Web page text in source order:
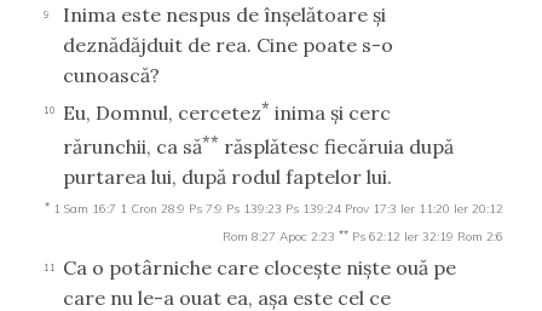
9
Inima este nespus de înşelătoare şi
deznădăjduit de rea. Cine poate s-o
cunoască?
10 Eu, Domnul, cercetez* inima şi cerc
rărunchii, ca să** răsplătesc fiecăruia după
purtarea lui, după rodul faptelor lui.
* 1 Sam 16:7 1 Cron 28:9 Ps 7:9 Ps 139:23 Ps 139:24 Prov 17:3 Ier 11:20 Ier 20:12
Rom 8:27 Apoc 2:23 ** Ps 62:12 Ier 32:19 Rom 2:6
11
Ca o potârniche care cloceşte nişte ouă pe
care nu le-a ouat ea, aşa este cel ce